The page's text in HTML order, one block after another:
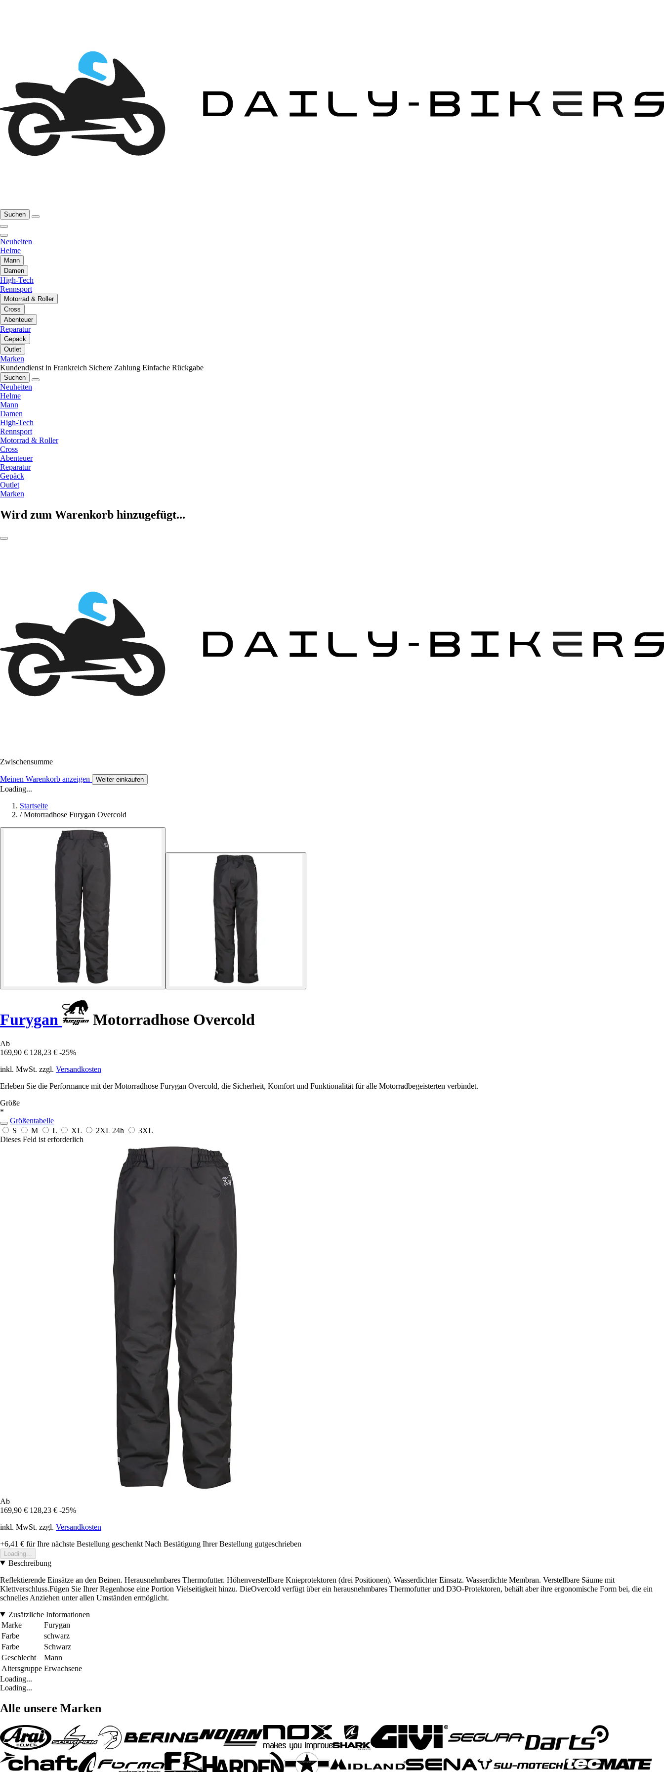
Suchen
Neuheiten
Helme
Mann
Damen
High-Tech
Rennsport
Motorrad & Roller
Cross
Abenteuer
Reparatur
Gepäck
Outlet
Marken
Kundendienst in Frankreich Sichere Zahlung Einfache Rückgabe
Suchen
Neuheiten
Helme
Mann
Damen
High-Tech
Rennsport
Motorrad & Roller
Cross
Abenteuer
Reparatur
Gepäck
Outlet
Marken
Wird zum Warenkorb hinzugefügt...
Zwischensumme
Meinen Warenkorb anzeigen Weiter einkaufen
Loading...
Startseite
/ Motorradhose Furygan Overcold
Furygan Motorradhose Overcold
Ab
169,90 € 128,23 € -25%
inkl. MwSt. zzgl. Versandkosten
Erleben Sie die Performance mit der Motorradhose Furygan Overcold, die Sicherheit, Komfort und Funktionalität für alle Motorradbegeisterten verbindet.
Größe
*
Größentabelle
S
M L XL 2XL 24h
3XL
Dieses Feld ist erforderlich
Ab
169,90 € 128,23 € -25%
inkl. MwSt. zzgl. Versandkosten
+6,41 € für Ihre nächste Bestellung geschenkt Nach Bestätigung Ihrer Bestellung gutgeschrieben
Loading...
Beschreibung
Reflektierende Einsätze an den Beinen. Herausnehmbares Thermofutter. Höhenverstellbare Knieprotektoren (drei Positionen). Wasserdichter Einsatz. Wasserdichte Membran. Verstellbare Säume mit
Klettverschluss.Fügen Sie Ihrer Regenhose eine Portion Vielseitigkeit hinzu. DieOvercold verfügt über ein herausnehmbares Thermofutter und D3O-Protektoren, behält aber ihre ergonomische Form bei, die ein
schnelles Anziehen unter allen Umständen ermöglicht.
Zusätzliche Informationen
Marke
Furygan
Farbe
schwarz
Farbe
Schwarz
Geschlecht
Mann
Altersgruppe Erwachsene
Loading...
Loading...
Alle unsere Marken